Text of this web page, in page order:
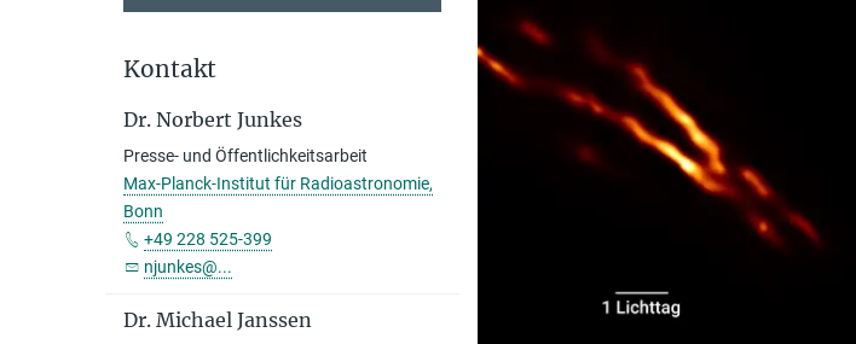
Kontakt
Dr. Norbert Junkes
Presse- und Öffentlichkeitsarbeit
Max-Planck-Institut für Radioastronomie,
Bonn
+49 228 525-399
njunkes@...
Dr. Michael Janssen